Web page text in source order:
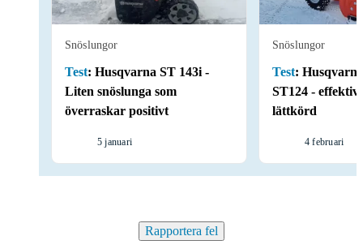
Snöslungor
Test: Husqvarna ST 143i -
Liten snöslunga som
överraskar positivt
5 januari
Snöslungor
Test:
ST124 -
lättkörd
4 februari
Rapportera fel